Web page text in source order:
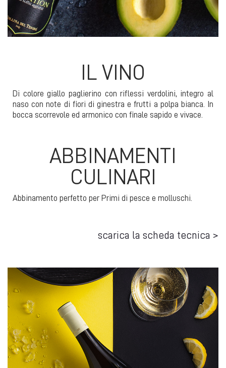
IL VINO
Di colore giallo paglierino con riflessi verdolini, integro al
naso con note di fiori di ginestra e frutti a polpa bianca. In
bocca scorrevole ed armonico con finale sapido e vivace.
ABBINAMENTI
CULINARI
Abbinamento perfetto per Primi di pesce e molluschi.
scarica la scheda tecnica >